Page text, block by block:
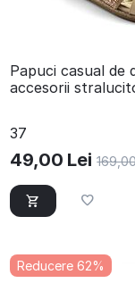
​Papuci casual de
accesorii
37
49,00 Lei
Reducere 62%